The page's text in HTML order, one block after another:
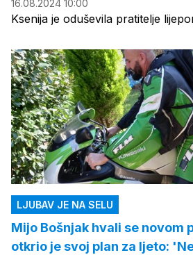
16.08.2024 10:00
Ksenija je oduševila pratitelje
LJUBAV JE NA SELU
Mijo Bošnjak hvali se novom
otkrio je svoj plan za ljeto: